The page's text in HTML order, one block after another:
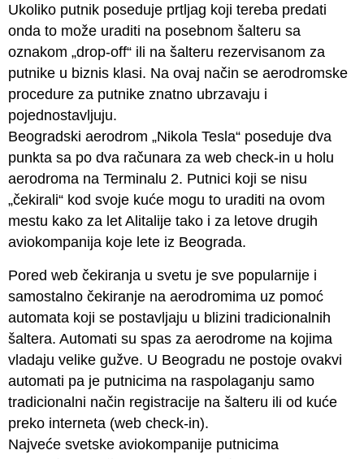
Ukoliko putnik poseduje prtljag koji tereba predati
onda to može uraditi na posebnom šalteru sa
oznakom „drop-off“ ili na šalteru rezervisanom za
putnike u biznis klasi. Na ovaj način se aerodromske
procedure za putnike znatno ubrzavaju i
pojednostavljuju.
Beogradski aerodrom „Nikola Tesla“ poseduje dva
punkta sa po dva računara za web check-in u holu
aerodroma na Terminalu 2. Putnici koji se nisu
„čekirali“ kod svoje kuće mogu to uraditi na ovom
mestu kako za let Alitalije tako i za letove drugih
aviokompanija koje lete iz Beograda.
Pored web čekiranja u svetu je sve popularnije i
samostalno čekiranje na aerodromima uz pomoć
automata koji se postavljaju u blizini tradicionalnih
šaltera. Automati su spas za aerodrome na kojima
vladaju velike gužve. U Beogradu ne postoje ovakvi
automati pa je putnicima na raspolaganju samo
tradicionalni način registracije na šalteru ili od kuće
preko interneta (web check-in).
Najveće svetske aviokompanije putnicima